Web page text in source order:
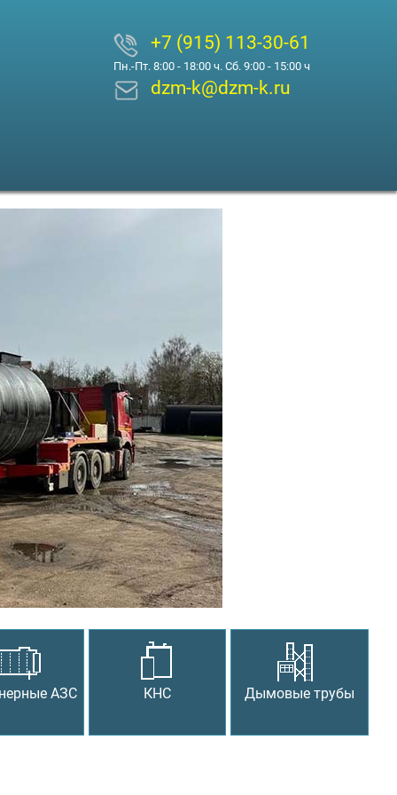
+7 (915) 113-30-61
Пн.-Пт. 8:00 - 18:00 ч. Сб. 9:00 - 15:00 ч
dzm-k@dzm-k.ru
АЗС КНС Дымовые трубы